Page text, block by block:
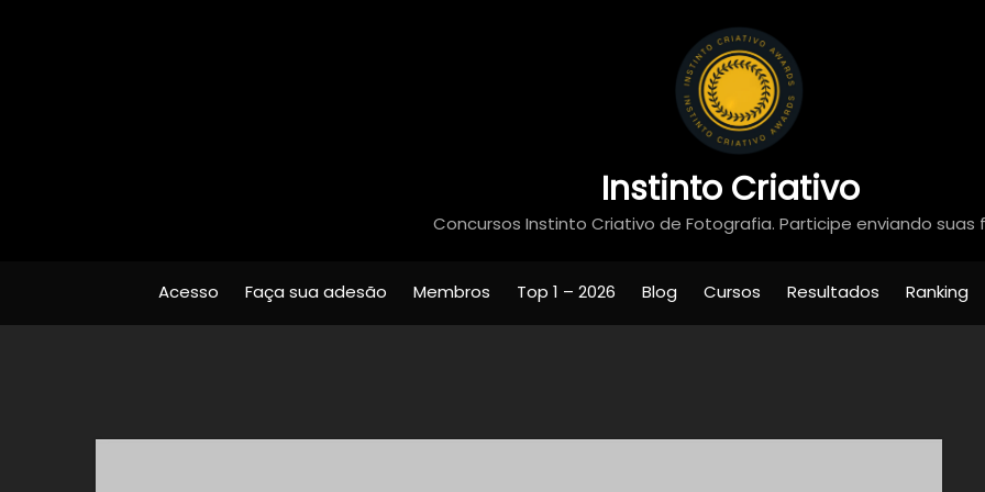
Instinto Criativo
Concursos Instinto Criativo de Fotografia. Participe enviando suas
Acesso Faça sua adesão Membros Top 1 – 2026 Blog Cursos Resultados Ranking